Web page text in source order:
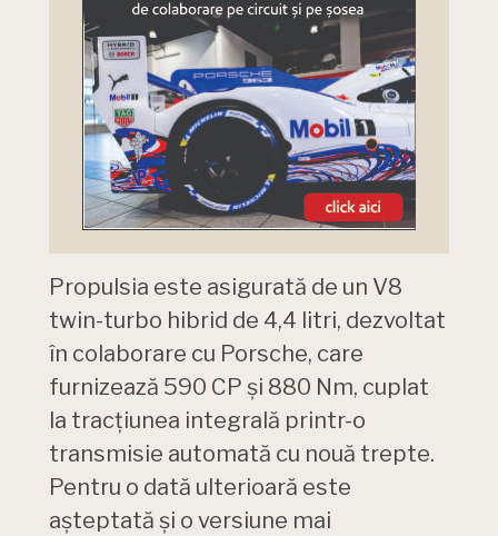
Propulsia este asigurată de un V8
twin-turbo hibrid de 4,4 litri, dezvoltat
în colaborare cu Porsche, care
furnizează 590 CP și 880 Nm, cuplat
la tracțiunea integrală printr-o
transmisie automată cu nouă trepte.
Pentru o dată ulterioară este
așteptată și o versiune mai